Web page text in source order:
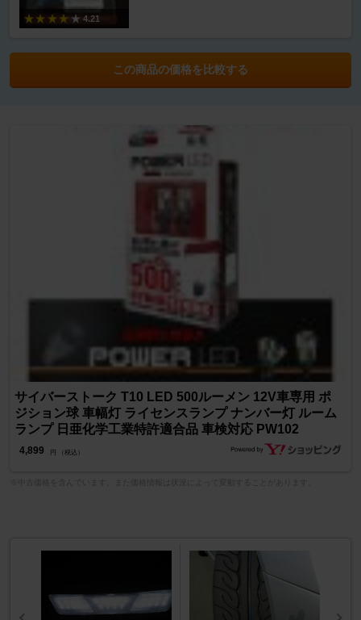
4.21
この商品の価格を比較する
サイバーストーク T10 LED 500ルーメン 12V車専用 ポ
ジション球 車幅灯 ライセンスランプ ナンバー灯 ルーム
ランプ 日亜化学工業特許適合品 車検対応 PW102
4,899 円 （税込）